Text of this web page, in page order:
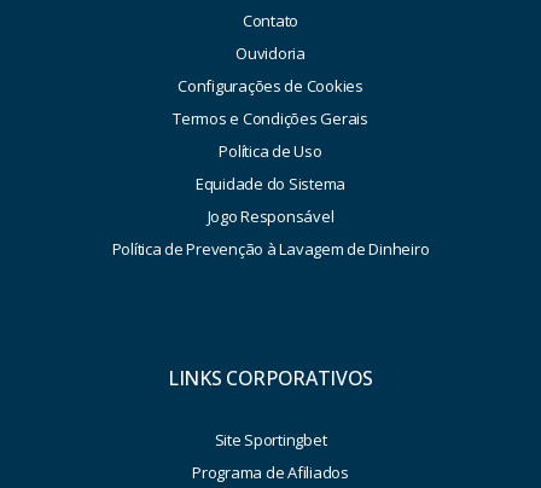
Contato
Ouvidoria
Configurações de Cookies
Termos e Condições Gerais
Política de Uso
Equidade do Sistema
Jogo Responsável
Política de Prevenção à Lavagem de Dinheiro
LINKS CORPORATIVOS
Site Sportingbet
Programa de Afiliados